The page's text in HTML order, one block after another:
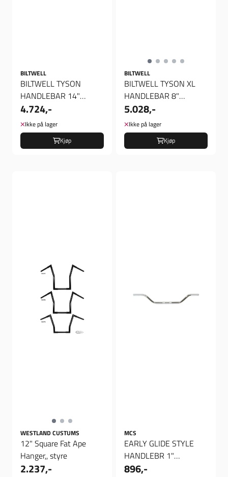
BILTWELL
BILTWELL TYSON
HANDLEBAR 14"
BLACK TUV APPROVED,
Styre
4.724,-
Ikke på lager
Kjøp
BILTWELL
BILTWELL TYSON XL
HANDLEBAR 8"
CHROME TUV
APPROVED, Styre
5.028,-
Ikke på lager
Kjøp
WESTLAND CUSTUMS
12" Square Fat Ape
Hanger,, styre
2.237,-
MCS
EARLY GLIDE STYLE
HANDLEBR 1"
CHROME, Styre
896,-